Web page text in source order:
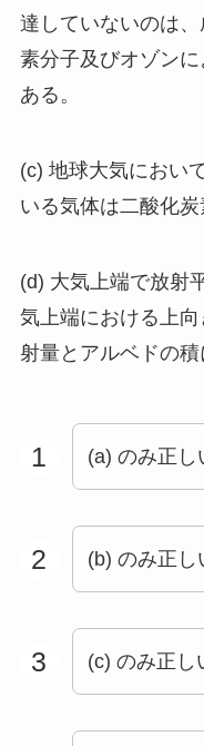
達していないのは
素分子及びオゾン
ある。
(c) 地球大気におい
いる気体は二酸化炭
(d) 大気上端で放射
気上端における上
射量とアルベドの積
1 (a) のみ正し
2 (b) のみ正し
3 (c) のみ正し